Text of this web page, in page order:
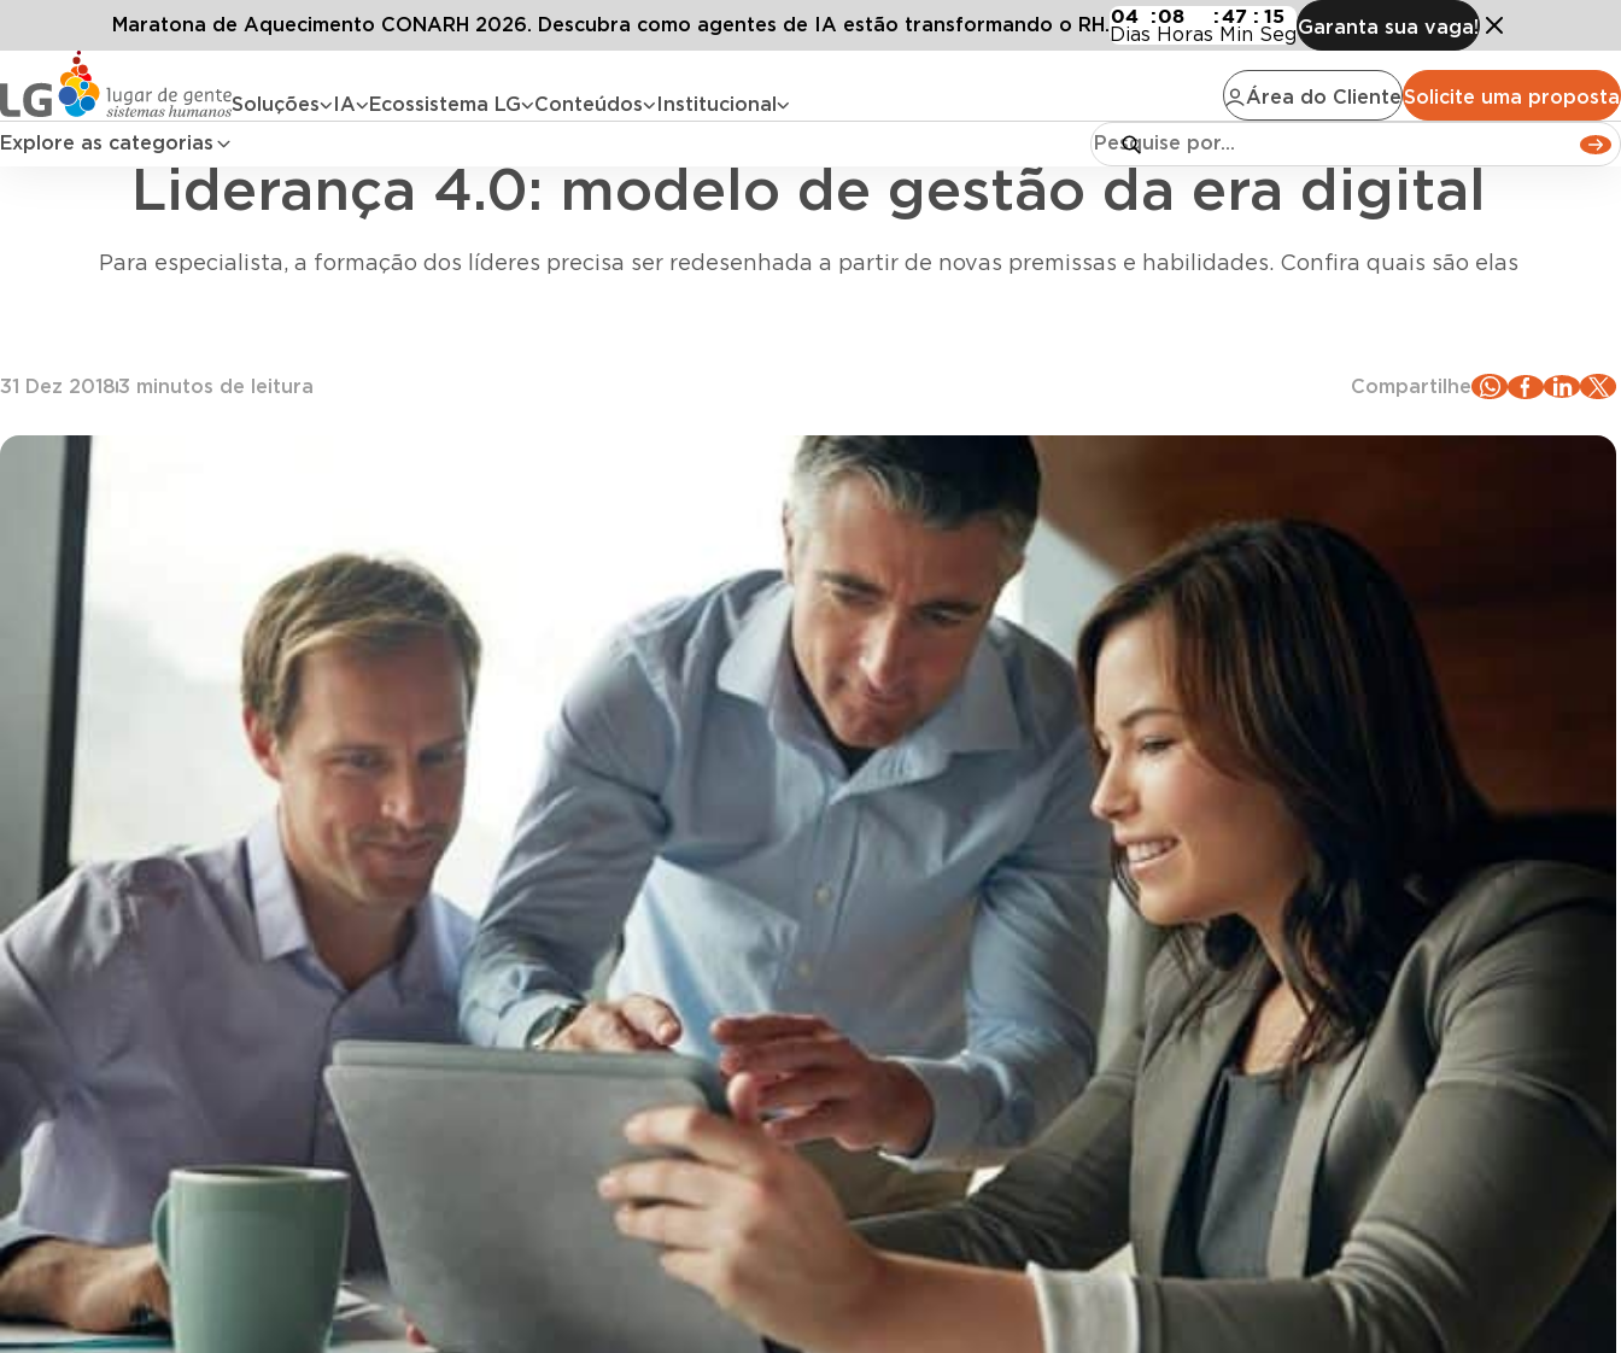
Soluções IA Ecossistema LG Conteúdos Institucional Área do ClienteSolicite uma proposta
Explore as categorias
Maratona de Aquecimento CONARH 2026. Descubra como agentes de IA estão transformando o RH.04
Dias
:08
Horas
:47
Min
: 13
SegGaranta sua vaga!
Liderança 4.0: modelo de gestão da era digital
Liderança 4.0: modelo de gestão da era digital
Para especialista, a formação dos líderes precisa ser redesenhada a partir de novas premissas e habilidades. Confira quais são elas
31 Dez 2018 3 minutos de leitura Compartilhe